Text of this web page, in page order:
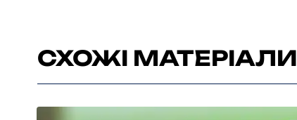
СХОЖІ МАТЕРІАЛИ